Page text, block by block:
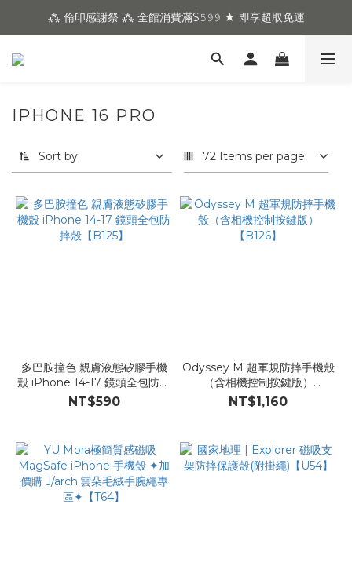
⁂ 倫印感謝祭 ⁂ 全館消費滿$𝟻𝟿𝟿 ★ 即享超取免運
IPHONE 16 PRO
Sort by 72 Items per page
多巴胺撞色 親膚液態矽膠手機
殼 iPhone 14-17 鏡頭全包防摔
殼【B125】
NT$590
Odyssey M 超軍規防摔手機殼
（含相機控制按鍵版）
【B126】
NT$1,160